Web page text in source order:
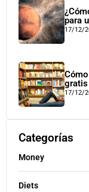
para
17/12/
gratis
17/12/
Categorías
Money
Diets